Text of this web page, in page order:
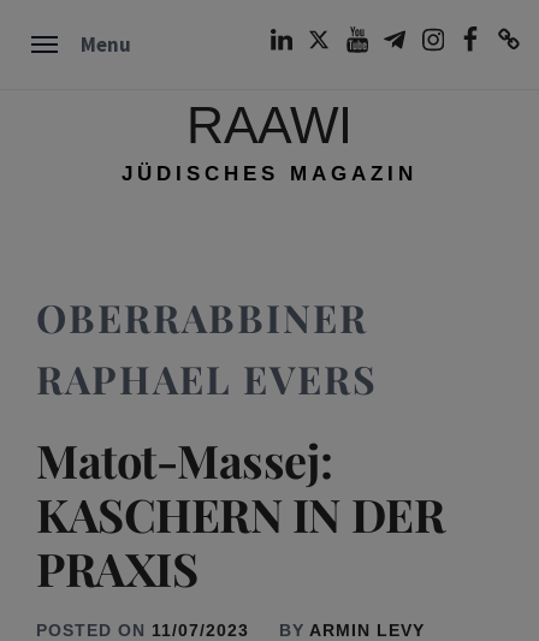
Menu
RAAWI
JÜDISCHES MAGAZIN
OBERRABBINER
RAPHAEL EVERS
Matot-Massej:
KASCHERN IN DER
PRAXIS
POSTED ON 11/07/2023 BY ARMIN LEVY